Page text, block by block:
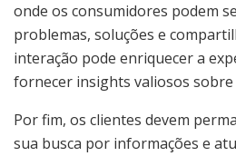
onde os consumidores podem
problemas, soluções e
interação pode enriquecer a
fornecer insights valiosos
Por fim, os clientes devem
sua busca por informações e